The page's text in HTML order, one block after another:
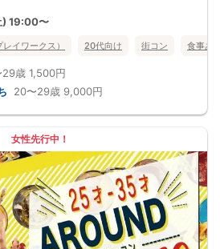
し、友達作りにも最適です。
クとなります。
んので、予めご了承ください）
のキッカケもバッチリ★
はじめまして」から会話を楽しみましょう。
★
ありません。
円滑に行ってください）
性同士でお申し込みください。
くのお客様はカジュアルな格好でおこしになら
で男性３名・女性３名以上のお申し込みからに
ンセルで比率が崩れた場合や開催判断人数を下
はいたしませんのでご了承ください。
) 19:00〜
イワークス） 20代向け 街コン 食事あ
29歳 1,500円
20〜29歳 9,000円
女性先行中！